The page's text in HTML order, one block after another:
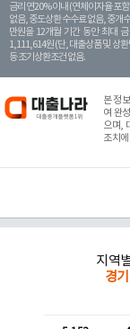
금리 연20% 이내 (연체이자율 포
없음, 중도상환 수수료 없음, 중개
만원을 12개월 기간 동안 최대
1,111,614원 (단, 대출상품 및 상
등 조기상환조건 없음.
본 정
여 완
으며,
조치
지역
경기